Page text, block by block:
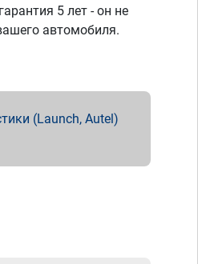
5 лет - он не
автомобиля.
(Launch, Autel)